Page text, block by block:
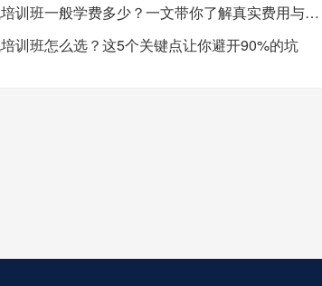
无人机培训班一般学费多少？一文带你了解真实费用与选择技巧
训班怎么选？这5个关键点让你避开90%的坑